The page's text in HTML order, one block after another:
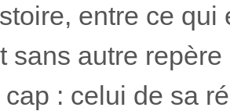
entre ce
sans autre
: celui de sa